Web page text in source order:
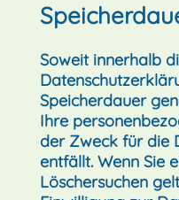
Soweit innerhalb
Speicherdauer
Ihre
der Zweck für die
entfällt. Wenn Sie
Löschersuchen